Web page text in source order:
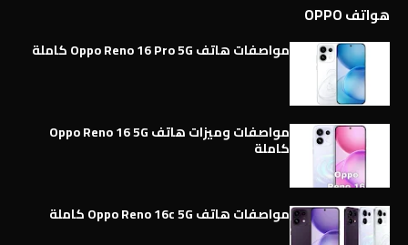
هواتف OPPO
مواصفات هاتف Oppo Reno 16 Pro 5G كاملة
مواصفات وميزات هاتف Oppo Reno 16 5G
كاملة
مواصفات هاتف Oppo Reno 16c 5G كاملة